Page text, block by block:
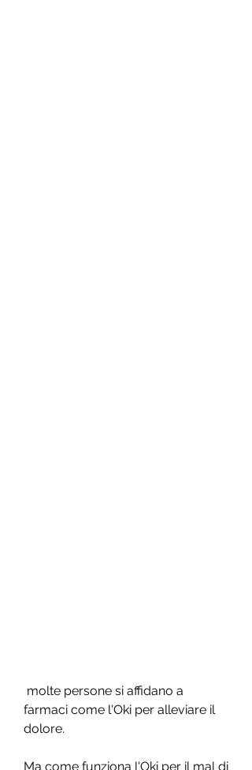
farmaci come l'Oki per alleviare il
dolore.
Ma come funziona l'Oki per il mal di